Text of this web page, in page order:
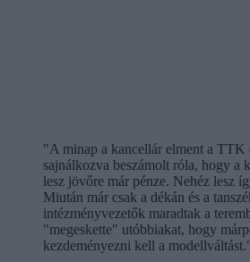
"A minap a kancellár elment a TTK
sajnálkozva beszámolt róla, hogy a
lesz jövőre már pénze. Nehéz lesz
Miután már csak a dékán és a
intézményvezetők maradtak a
"megeskette" utóbbiakat, hogy
kezdeményezni kell a